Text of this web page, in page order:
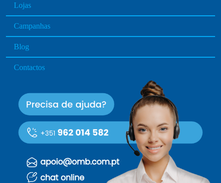
Lojas
Campanhas
Blog
Contactos